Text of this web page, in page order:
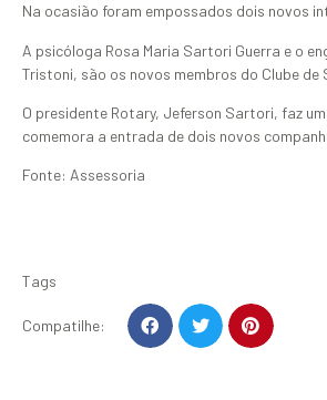
Na ocasião foram empossados dois novos
A psicóloga Rosa Maria Sartori Guerra e o
Tristoni, são os novos membros do Clube de
O presidente Rotary, Jeferson Sartori, faz
comemora a entrada de dois novos
Fonte: Assessoria
Tags
Compatilhe: